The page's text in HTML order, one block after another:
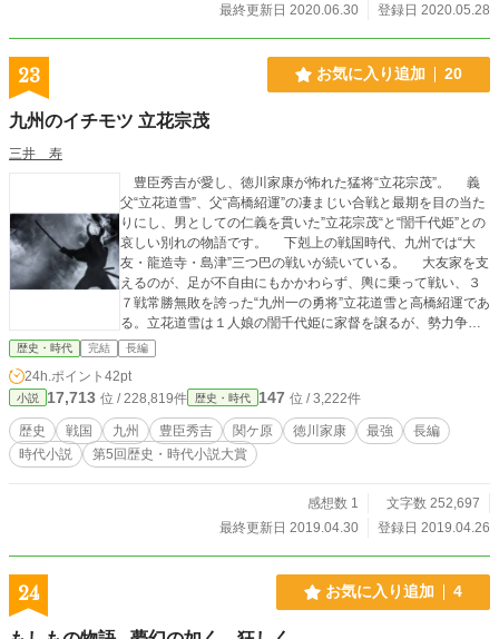
最終更新日 2020.06.30
登録日 2020.05.28
23 お気に入り追加 20
九州のイチモツ 立花宗茂
三井 寿
豊臣秀吉が愛し、徳川家康が怖れた猛将“立花宗茂”。 義
父“立花道雪”、父“高橋紹運”の凄まじい合戦と最期を目の当た
りにし、男としての仁義を貫いた”立花宗茂“と“誾千代姫”との
哀しい別れの物語です。 下剋上の戦国時代、九州では“大
友・龍造寺・島津”三つ巴の戦いが続いている。 大友家を支
えるのが、足が不自由にもかかわらず、輿に乗って戦い、３
７戦常勝無敗を誇った“九州一の勇将”立花道雪と高橋紹運であ
る。立花道雪は１人娘の誾千代姫に家督を譲るが、勢力争い
で凋落する大友宗麟を支える為に高橋紹運の跡継ぎ統虎（立
花宗茂）を婿に迎えた。 女城主として育てられた誾千代姫
と統虎は激しく反目しあうが、父立花道雪の死で２人は強く
結ばれた。 だが、立花道雪の死を好機と捉えた島津家は、
九州制覇を目指して出陣する。大友宗麟は豊臣秀吉に出陣を
願ったが、島津軍は５万の大軍で筑前へ向かった。 その島
津軍５万に挑んだのが、高橋紹運率いる岩屋城７３６名であ
は全員が壮絶な討ち死にを遂げた。命を賭けた時間稼ぎによ
り、秀吉軍は筑前に到着し、立花宗茂と立花城を救った。
勇を讃え、“九州之一物”と呼び、多くの大名の前で激賞した。
その後、豊臣秀吉は九州征伐・天下統一へと突き進んでい
歴史・時代 完結 長編
24h.ポイント 42pt
小説 17,713 位 / 228,819件 歴史・時代 147 位 / 3,222件
歴史 戦国 九州 豊臣秀吉 関ケ原 徳川家康 最強
長編
時代小説
第5回歴史・時代小説大賞
感想数 1
文字数 252,697
最終更新日 2019.04.30
登録日 2019.04.26
24 お気に入り追加 4